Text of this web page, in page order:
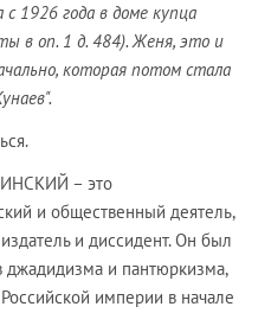
1926 года в доме купца
в оп. 1 д. 484). Женя, это и
которая потом стала
– это
и общественный деятель,
и диссидент. Он был
и пантюркизма,
империи в начале